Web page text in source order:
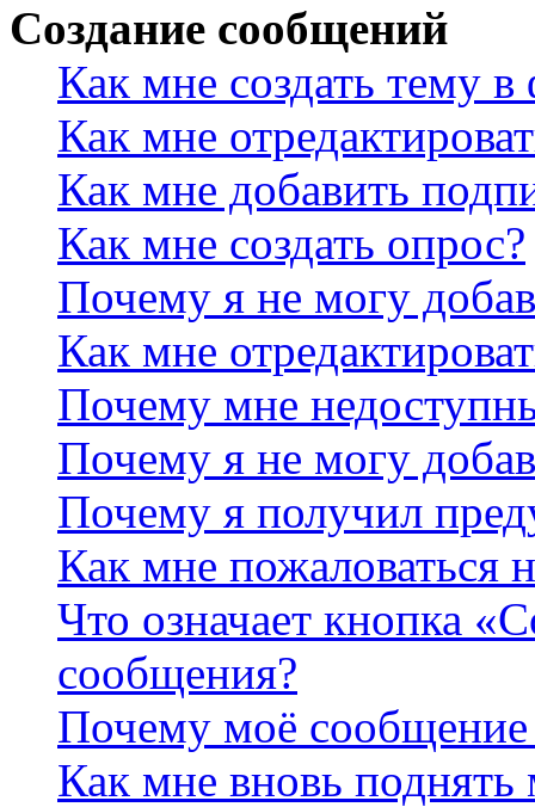
Создание сообщений
Как мне создать тему
Как мне
Как мне добавить
Как мне создать опрос?
Почему я не могу
Как мне
Почему мне
Почему я не могу
Почему я получил
Как мне пожаловаться
Что означает кнопка
сообщения?
Почему моё сообщение
Как мне вновь